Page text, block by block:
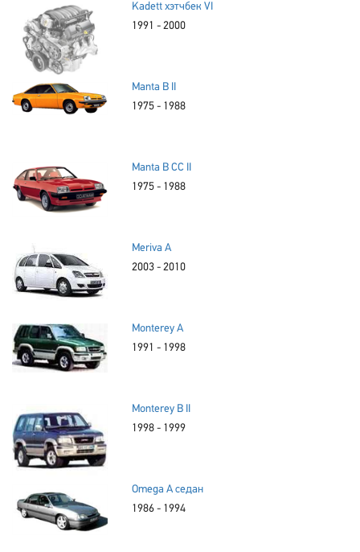
Kadett хэтчбек VI
1991 - 2000
Manta B II
1975 - 1988
Manta B CC II
1975 - 1988
Meriva A
2003 - 2010
Monterey A
1991 - 1998
Monterey B II
1998 - 1999
Omega A седан
1986 - 1994